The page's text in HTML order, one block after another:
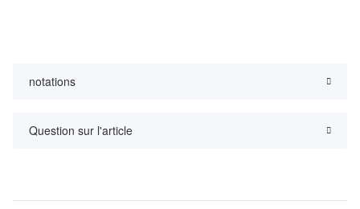
notations
Question sur l'article